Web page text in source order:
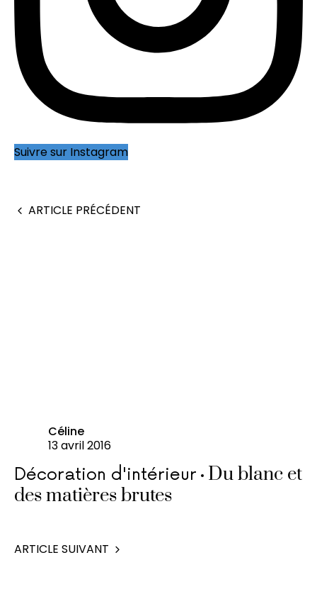
Suivre sur Instagram
ARTICLE PRÉCÉDENT
Céline
13 avril 2016
Décoration d'intérieur
Du blanc et
des matières brutes
ARTICLE SUIVANT